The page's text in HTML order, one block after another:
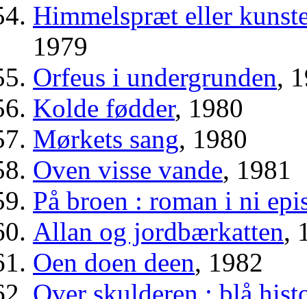
Himmelspræt eller
1979
Orfeus i undergrunden,
Kolde fødder, 1980
Mørkets sang, 1980
Oven visse vande, 1981
På broen : roman i ni
Allan og jordbærkatten,
Oen doen deen, 1982